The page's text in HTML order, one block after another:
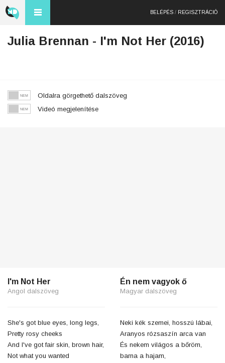
BELÉPÉS / REGISZTRÁCIÓ
Julia Brennan - I'm Not Her (2016)
Oldalra görgethető dalszöveg
Videó megjelenítése
I'm Not Her
Angol dalszöveg
She's got blue eyes, long legs,
Pretty rosy cheeks
And I've got fair skin, brown hair,
Not what you wanted
Én nem vagyok ő
Magyar dalszöveg
Neki kék szemei, hosszú lábai,
Aranyos rózsaszín arca van
És nekem világos a bőröm,
barna a hajam,